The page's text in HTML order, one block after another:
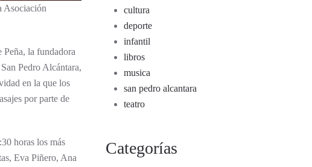
Asociación
la fundadora
Pedro Alcántara,
en la que los
por parte de
horas los más
Eva Piñero, Ana
cultura
deporte
infantil
libros
musica
san pedro alcantara
teatro
Categorías